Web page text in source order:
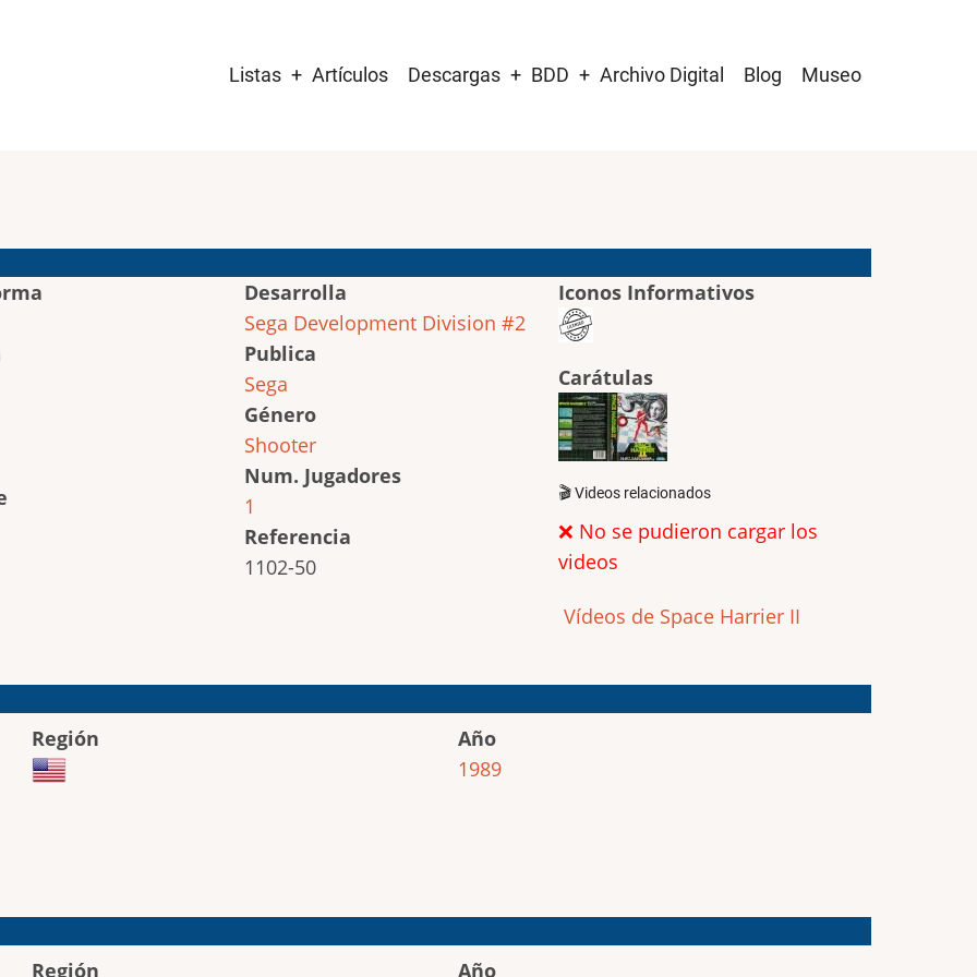
navigation
Listas Artículos Descargas BDD Archivo Digital Blog Museo
Desarrolla
Sega Development Division #2
Publica
Sega
Género
Shooter
Num. Jugadores
1
Referencia
1102-50
Iconos Informativos
Carátulas
🎬 Videos relacionados
❌ No se pudieron cargar los
videos
Vídeos de Space Harrier II
Región
Año
1989
Región Año